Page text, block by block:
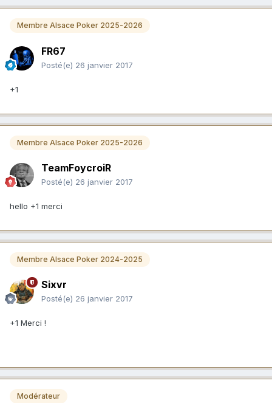
Membre Alsace Poker 2025-2026
FR67
Posté(e) 26 janvier 2017
+1
Membre Alsace Poker 2025-2026
TeamFoycroiR
Posté(e) 26 janvier 2017
hello +1 merci
Membre Alsace Poker 2024-2025
Sixvr
Posté(e) 26 janvier 2017
+1 Merci !
Modérateur